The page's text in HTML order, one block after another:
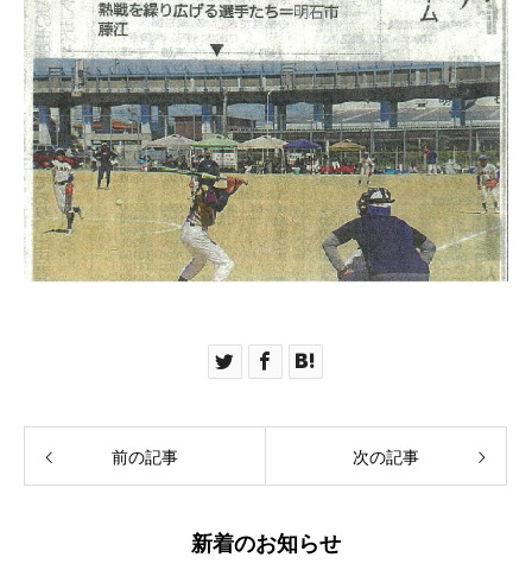
前の記事 次の記事
新着のお知らせ